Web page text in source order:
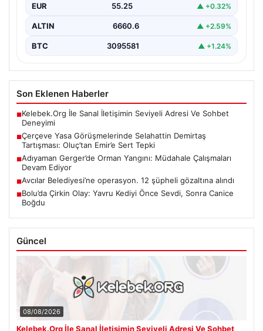
EUR 55.25 ▲ +0.32%
ALTIN 6660.6 ▲ +2.59%
BTC 3095581 ▲ +1.24%
Son Eklenen Haberler
■Kelebek.Org İle Sanal İletişimin Seviyeli Adresi Ve Sohbet
Deneyimi
■Çerçeve Yasa Görüşmelerinde Selahattin Demirtaş
Tartışması: Oluç’tan Emir’e Sert Tepki
■Adıyaman Gerger’de Orman Yangını: Müdahale Çalışmaları
Devam Ediyor
■Avcılar Belediyesi’ne operasyon. 12 şüpheli gözaltına alındı
■Bolu’da Çirkin Olay: Yavru Kediyi Önce Sevdi, Sonra Canice
Boğdu
Güncel
08/08/2026
Kelebek.Org İle Sanal İletişimin Seviyeli Adresi Ve Sohbet